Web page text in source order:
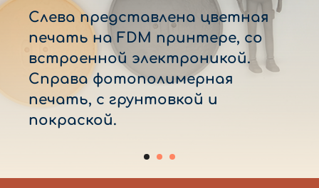
Слева представлена цветная
печать на FDM принтере, со
встроенной электроникой.
Справа фотополимерная
печать, с грунтовкой и
покраской.